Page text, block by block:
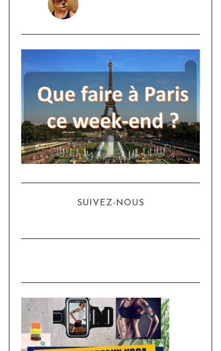
SUIVEZ-NOUS